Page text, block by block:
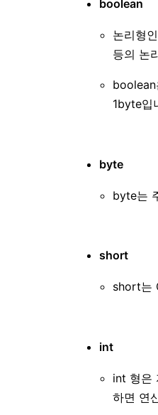
boolean
논리형
등의 논
boolean
1byte입
byte
byte는
short
short는
int
int 형은
하면 연